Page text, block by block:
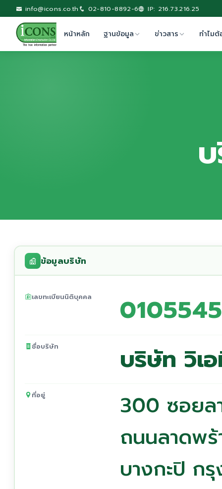
info@icons.co.th 02-810-8892-6 IP: 216.73.216.25
หน้าหลัก ฐานข้อมูล ข่าวสาร ทำไมต้
ข้อมูลบริษัท
เลขทะเบียนนิติบุคคล
ชื่อบริษัท บริษัท วิเ
ที่อยู่
300 ซอยล
ถนนลาดพ
บางกะปิ ก